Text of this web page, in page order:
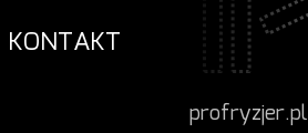
KONTAKT
profryzjer.pl